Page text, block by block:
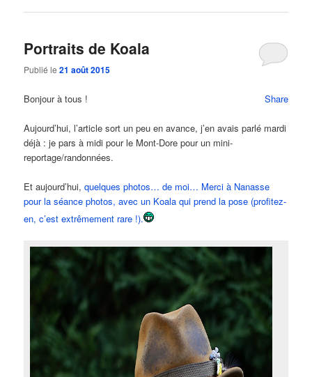
Portraits de Koala
Publié le21 août 2015
Share
Bonjour à tous !
Aujourd’hui, l’article sort un peu en avance, j’en avais parlé mardi
déjà : je pars à midi pour le Mont-Dore pour un mini-
reportage/randonnées.
Et aujourd’hui,quelques photos… de moi… Merci à Nanasse
pour la séance photos, avec un Koala qui prend la pose (profitez-
en, c’est extrêmement rare !).